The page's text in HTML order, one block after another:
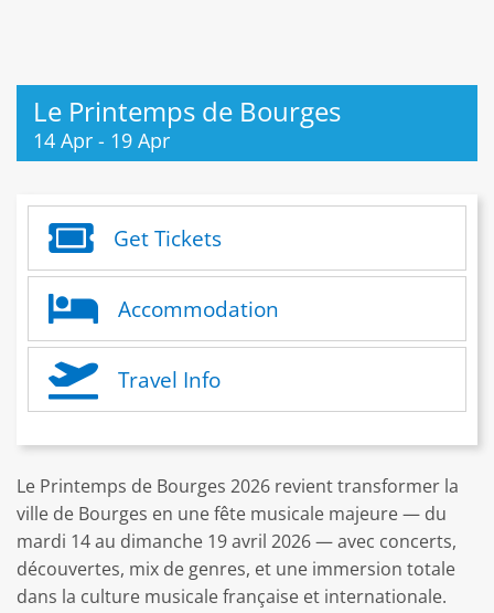
Le Printemps de Bourges
14 Apr - 19 Apr
Get Tickets
Accommodation
Travel Info
Le Printemps de Bourges 2026 revient transformer la
ville de Bourges en une fête musicale majeure — du
mardi 14 au dimanche 19 avril 2026 — avec concerts,
découvertes, mix de genres, et une immersion totale
dans la culture musicale française et internationale.